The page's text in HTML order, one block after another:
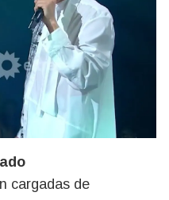
cargadas de